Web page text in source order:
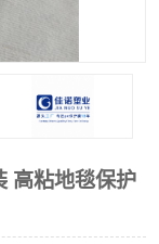
高粘地毯保护
膜
离膜